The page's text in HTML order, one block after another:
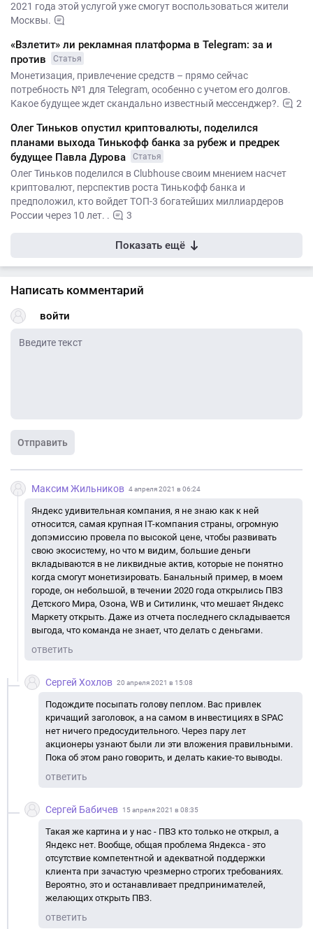
2021 года этой услугой уже смогут воспользоваться жители
Москвы.
«Взлетит» ли рекламная платформа в Telegram: за и
против
Статья
Монетизация, привлечение средств – прямо сейчас
потребность №1 для Telegram, особенно с учетом его долгов.
Какое будущее ждет скандально известный мессенджер?.
2
Олег Тиньков опустил криптовалюты, поделился
планами выхода Тинькофф банка за рубеж и предрек
будущее Павла Дурова
Статья
Олег Тиньков поделился в Clubhouse своим мнением насчет
криптовалют, перспектив роста Тинькофф банка и
предположил, кто войдет ТОП-3 богатейших миллиардеров
России через 10 лет. .
3
Показать ещё
Написать комментарий
войти
Отправить
Максим Жильников 4 апреля 2021 в 06:24
Яндекс удивительная компания, я не знаю как к ней
относится, самая крупная IT-компания страны, огромную
допэмиссию провела по высокой цене, чтобы развивать
свою экосистему, но что м видим, большие деньги
вкладываются в не ликвидные актив, которые не понятно
когда смогут монетизировать. Банальный пример, в моем
городе, он небольшой, в течении 2020 года открылись ПВЗ
Детского Мира, Озона, WB и Ситилинк, что мешает Яндекс
Маркету открыть. Даже из отчета последнего складывается
выгода, что команда не знает, что делать с деньгами.
ответить
Сергей Хохлов 20 апреля 2021 в 15:08
Подождите посыпать голову пеплом. Вас привлек
кричащий заголовок, а на самом в инвестициях в SPAC
нет ничего предосудительного. Через пару лет
акционеры узнают были ли эти вложения правильными.
Пока об этом рано говорить, и делать какие-то выводы.
ответить
Сергей Бабичев 15 апреля 2021 в 08:35
Такая же картина и у нас - ПВЗ кто только не открыл, а
Яндекс нет. Вообще, общая проблема Яндекса - это
отсутствие компетентной и адекватной поддержки
клиента при зачастую чрезмерно строгих требованиях.
Вероятно, это и останавливает предпринимателей,
желающих открыть ПВЗ.
ответить